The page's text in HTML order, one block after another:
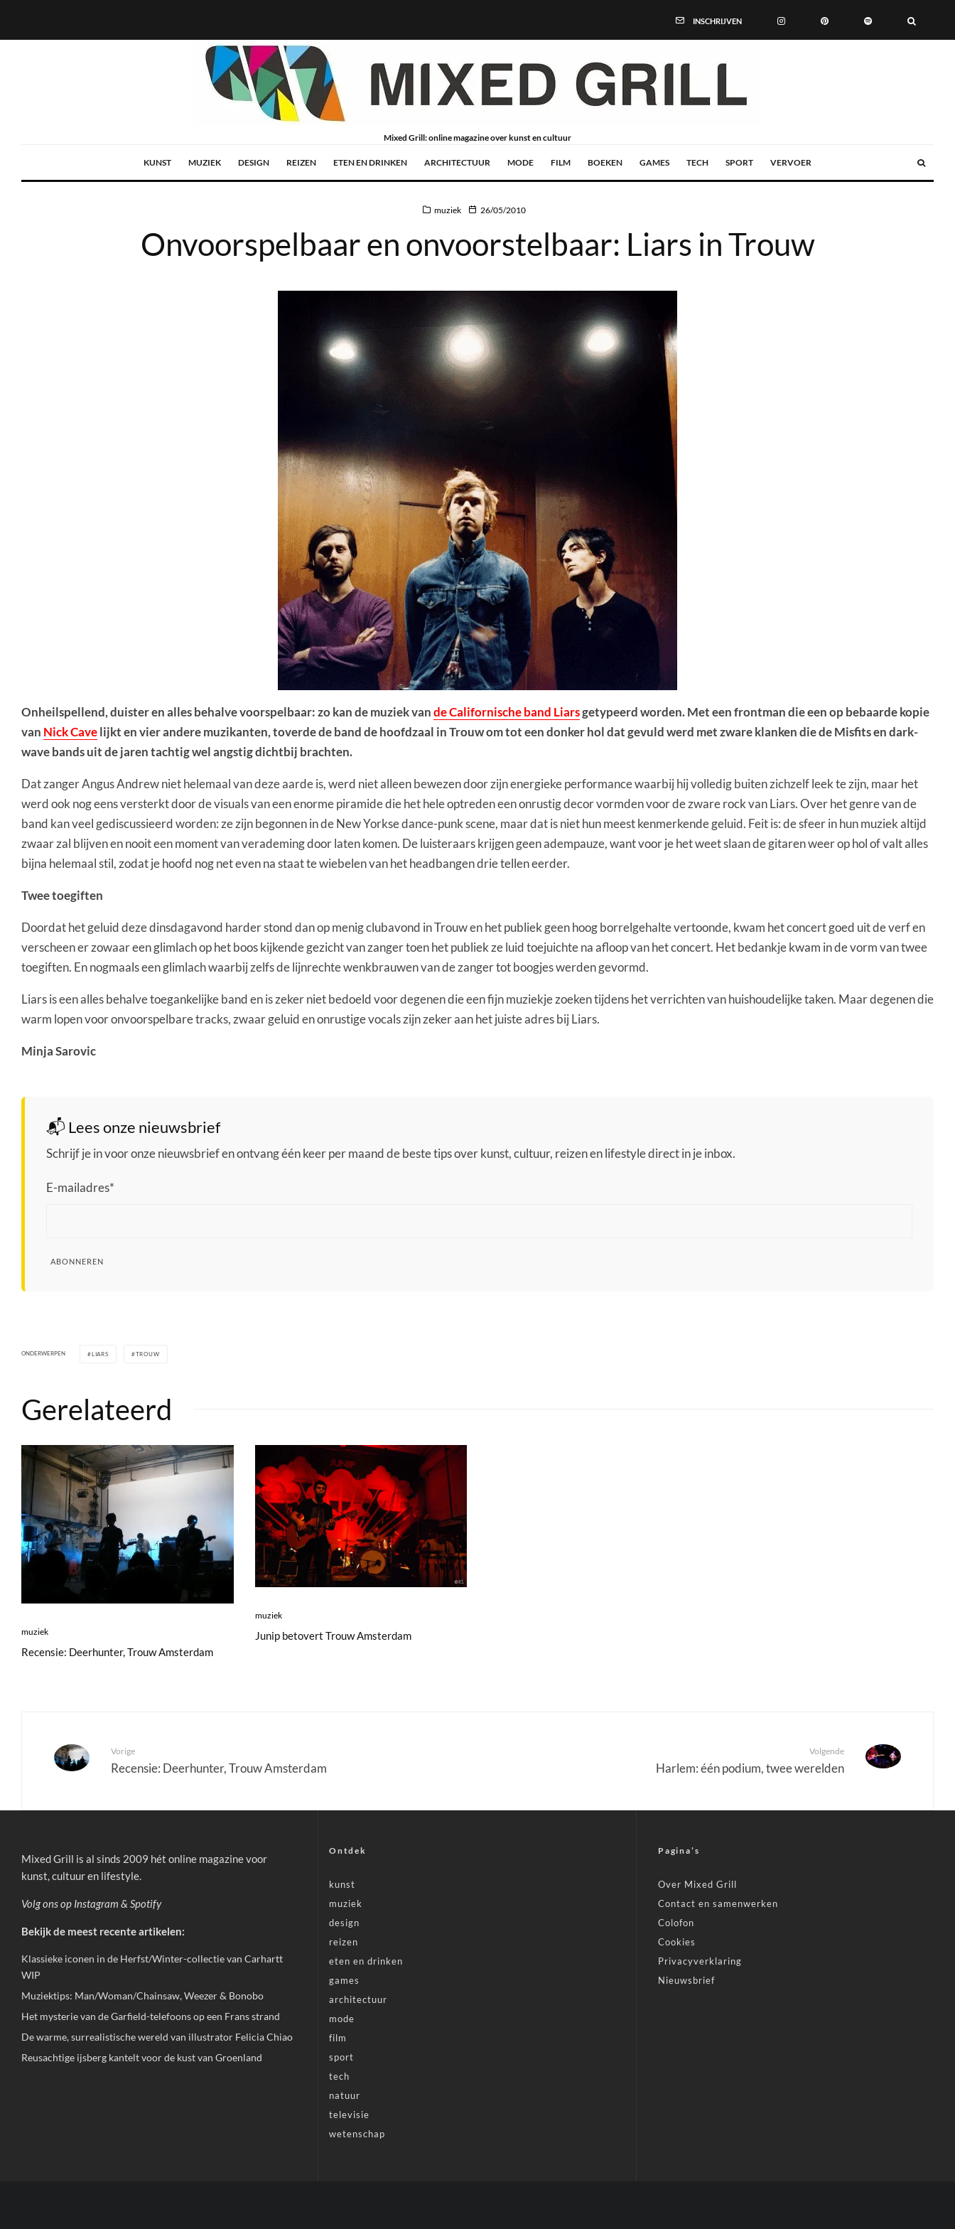
INSCHRIJVEN
Mixed Grill: online magazine over kunst en cultuur
KUNST MUZIEK DESIGN REIZEN ETEN EN DRINKEN ARCHITECTUUR MODE FILM BOEKEN GAMES TECH SPORT VERVOER
muziek 26/05/2010
Onvoorspelbaar en onvoorstelbaar: Liars in Trouw
Onheilspellend, duister en alles behalve voorspelbaar: zo kan de muziek vande Californische band Liarsgetypeerd worden. Met een frontman die een op bebaarde kopie
van Nick Cavelijkt en vier andere muzikanten, toverde de band de hoofdzaal in Trouw om tot een donker hol dat gevuld werd met zware klanken die de Misfits en dark-
wave bands uit de jaren tachtig wel angstig dichtbij brachten.
Dat zanger Angus Andrew niet helemaal van deze aarde is, werd niet alleen bewezen door zijn energieke performance waarbij hij volledig buiten zichzelf leek te zijn, maar het
werd ook nog eens versterkt door de visuals van een enorme piramide die het hele optreden een onrustig decor vormden voor de zware rock van Liars. Over het genre van de
band kan veel gediscussieerd worden: ze zijn begonnen in de New Yorkse dance-punk scene, maar dat is niet hun meest kenmerkende geluid. Feit is: de sfeer in hun muziek altijd
zwaar zal blijven en nooit een moment van verademing door laten komen. De luisteraars krijgen geen adempauze, want voor je het weet slaan de gitaren weer op hol of valt alles
bijna helemaal stil, zodat je hoofd nog net even na staat te wiebelen van het headbangen drie tellen eerder.
Twee toegiften
Doordat het geluid deze dinsdagavond harder stond dan op menig clubavond in Trouw en het publiek geen hoog borrelgehalte vertoonde, kwam het concert goed uit de verf en
verscheen er zowaar een glimlach op het boos kijkende gezicht van zanger toen het publiek ze luid toejuichte na afloop van het concert. Het bedankje kwam in de vorm van twee
toegiften. En nogmaals een glimlach waarbij zelfs de lijnrechte wenkbrauwen van de zanger tot boogjes werden gevormd.
Liars is een alles behalve toegankelijke band en is zeker niet bedoeld voor degenen die een fijn muziekje zoeken tijdens het verrichten van huishoudelijke taken. Maar degenen die
warm lopen voor onvoorspelbare tracks, zwaar geluid en onrustige vocals zijn zeker aan het juiste adres bij Liars.
Minja Sarovic
📬 Lees onze nieuwsbrief
Schrijf je in voor onze nieuwsbrief en ontvang één keer per maand de beste tips over kunst, cultuur, reizen en lifestyle direct in je inbox.
E-mailadres*
ABONNEREN
ONDERWERPEN LIARS TROUW
Gerelateerd
muziek
Recensie: Deerhunter, Trouw Amsterdam
muziek
Junip betovert Trouw Amsterdam
Vorige
Recensie: Deerhunter, Trouw Amsterdam
Volgende
Harlem: één podium, twee werelden
Mixed Grill is al sinds 2009 hét online magazine voor
kunst, cultuur en lifestyle.
Volg ons op Instagram & Spotify
Bekijk de meest recente artikelen:
Klassieke iconen in de Herfst/Winter-collectie van Carhartt
WIP
Muziektips: Man/Woman/Chainsaw, Weezer & Bonobo
Het mysterie van de Garfield-telefoons op een Frans strand
De warme, surrealistische wereld van illustrator Felicia Chiao
Reusachtige ijsberg kantelt voor de kust van Groenland
Ontdek
kunst
muziek
design
reizen
eten en drinken
games
architectuur
mode
film
sport
tech
natuur
televisie
wetenschap
Pagina’s
Over Mixed Grill
Contact en samenwerken
Colofon
Cookies
Privacyverklaring
Nieuwsbrief